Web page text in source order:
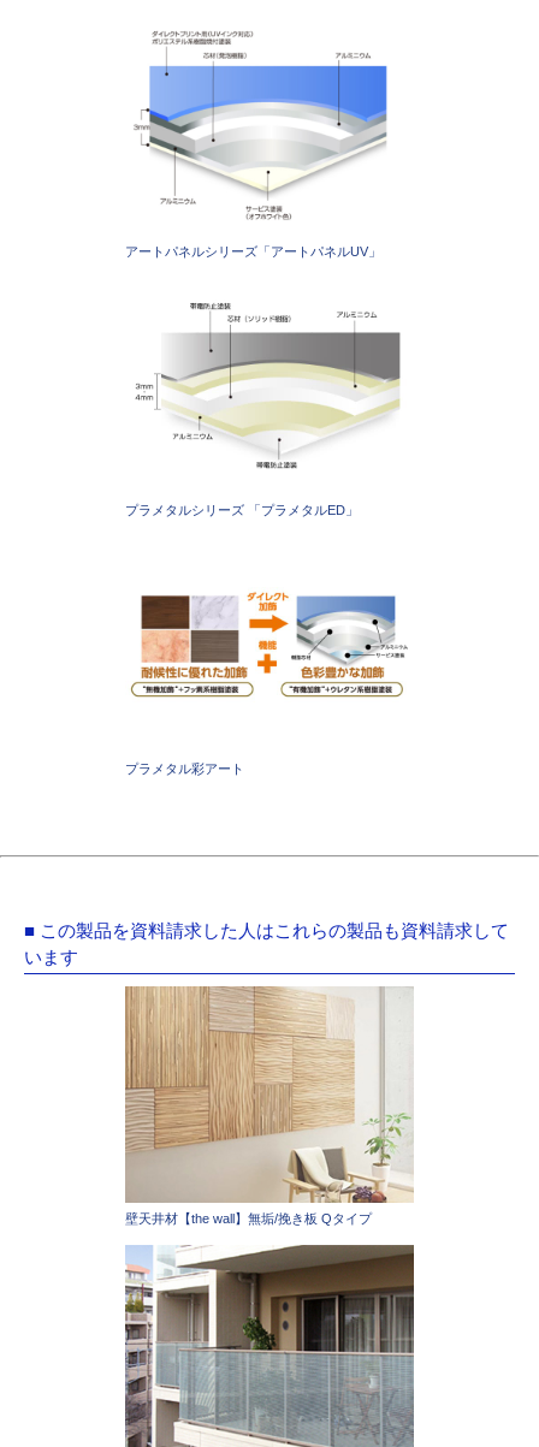
アートパネルシリーズ「アートパネルUV」
プラメタルシリーズ 「プラメタルED」
プラメタル彩アート
■ この製品を資料請求した人はこれらの製品も資料請求して
います
壁天井材【the wall】無垢/挽き板 Qタイプ